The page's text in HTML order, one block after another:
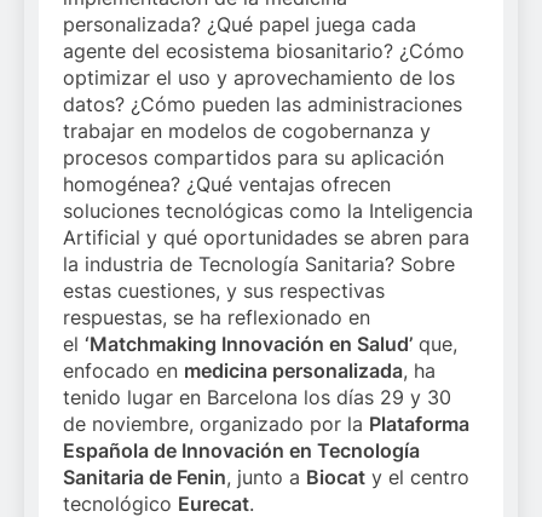
personalizada? ¿Qué papel juega cada
agente del ecosistema biosanitario? ¿Cómo
optimizar el uso y aprovechamiento de los
datos? ¿Cómo pueden las administraciones
trabajar en modelos de cogobernanza y
procesos compartidos para su aplicación
homogénea? ¿Qué ventajas ofrecen
soluciones tecnológicas como la Inteligencia
Artificial y qué oportunidades se abren para
la industria de Tecnología Sanitaria? Sobre
estas cuestiones, y sus respectivas
respuestas, se ha reflexionado en
el ‘Matchmaking Innovación en Salud’ que,
enfocado en medicina personalizada, ha
tenido lugar en Barcelona los días 29 y 30
de noviembre, organizado por la Plataforma
Española de Innovación en Tecnología
Sanitaria de Fenin, junto a Biocat y el centro
tecnológico Eurecat.